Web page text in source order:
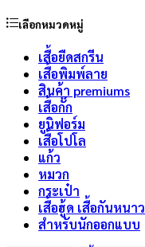
เลือกหมวดหมู่
เสื้อยืดสกรีน
เสื้อพิมพ์ลาย
สินค้า premiums
เสื้อกั๊ก
ยูนิฟอร์ม
เสื้อโปโล
แก้ว
หมวก
กระเป๋า
เสื้อฮู้ด เสื้อกันหนาว
สำหรับนักออกแบบ